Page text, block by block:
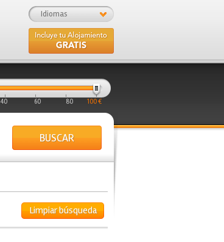
Idiomas
40 60 80 100 €
BUSCAR
Limpiar búsqueda